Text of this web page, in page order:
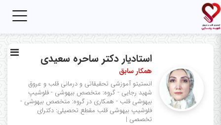
استادیار دکتر ساحره سعیدی
همکار سابق
انستیتو آموزشی تحقیقاتی و درمانی قلب و عروق
شهید رجایی - گروه: متخصص بیهوشی - فلوشیپ
بیهوشی قلب - همکاری در گروه: متخصص بیهوشی -
فلوشیپ بیهوشی قلب مقطع تحصیلی: دکترای
تخصصی |